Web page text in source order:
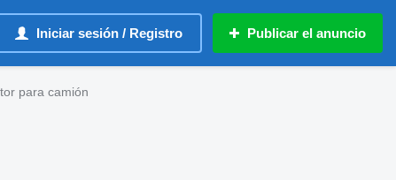
Iniciar sesión / Registro Publicar el anuncio
para camión